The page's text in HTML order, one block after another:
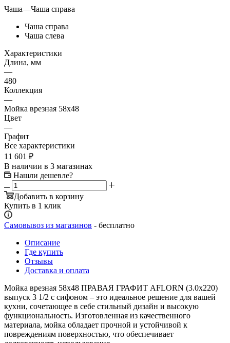
Чаша—Чаша справа
Чаша справа
Чаша слева
Характеристики
Длина, мм
—
480
Коллекция
—
Мойка врезная 58х48
Цвет
—
Графит
Все характеристики
11 601 ₽
В наличии в 3 магазинах
Нашли дешевле?
Добавить в корзину
Купить в 1 клик
Самовывоз из магазинов - бесплатно
Описание
Где купить
Отзывы
Доставка и оплата
Мойка врезная 58х48 ПРАВАЯ ГРАФИТ AFLORN (3.0х220)
выпуск 3 1/2 с сифоном – это идеальное решение для вашей
кухни, сочетающее в себе стильный дизайн и высокую
функциональность. Изготовленная из качественного
материала, мойка обладает прочной и устойчивой к
повреждениям поверхностью, что обеспечивает